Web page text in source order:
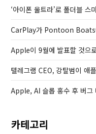
P
o
s
‘아이폰 울트라’로 폴더블
CarPlay가 Pontoon Boats
Apple이 9월에 발표할 것으
텔레그램 CEO, 강탈범이 애
Apple, AI 슬롭 홍수 후 버그
카테고리